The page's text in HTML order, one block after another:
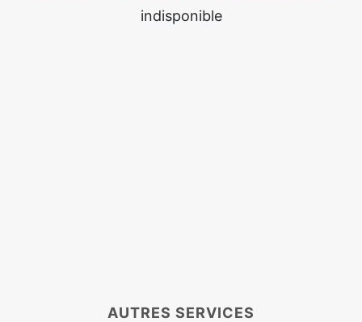
indisponible
AUTRES SERVICES